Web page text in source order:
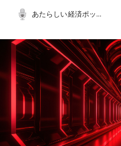
あたらしい経済ポッドキャスト